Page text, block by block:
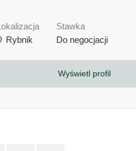
Lokalizacja
Rybnik
Stawka
Do negocjacji
Wyświetl profil